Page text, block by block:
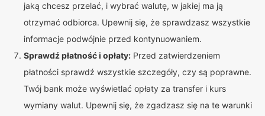
jaką chcesz przelać, i wybrać walutę, w jakiej ma ją
otrzymać odbiorca. Upewnij się, że sprawdzasz wszystkie
informacje podwójnie przed kontynuowaniem.
Sprawdź płatność i opłaty: Przed zatwierdzeniem
płatności sprawdź wszystkie szczegóły, czy są poprawne.
Twój bank może wyświetlać opłaty za transfer i kurs
wymiany walut. Upewnij się, że zgadzasz się na te warunki